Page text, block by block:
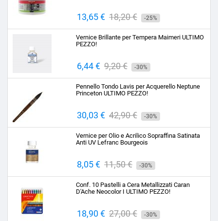
Prezzo
13,65 € Prezzo
base
18,20 € -25%
Vernice Brillante per Tempera Maimeri ULTIMO
PEZZO!
Prezzo
6,44 € Prezzo
base
9,20 € -30%
Pennello Tondo Lavis per Acquerello Neptune
Princeton ULTIMO PEZZO!
Prezzo
30,03 € Prezzo
base
42,90 € -30%
Vernice per Olio e Acrilico Sopraffina Satinata
Anti UV Lefranc Bourgeois
Prezzo
8,05 € Prezzo
base
11,50 € -30%
Conf. 10 Pastelli a Cera Metallizzati Caran
D'Ache Neocolor I ULTIMO PEZZO!
Prezzo
18,90 € Prezzo
27,00 € -30%